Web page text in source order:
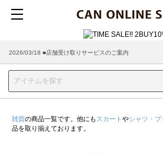
2026/03/18 ■店舗受け取りサービスのご案内
雑貨の商品一覧です。他にも スカート やシャツ・ブ
品を取り揃えております。